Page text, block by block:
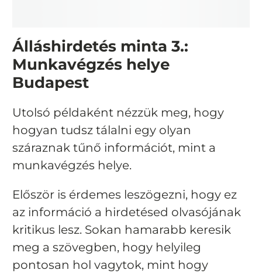
Álláshirdetés minta 3.:
Munkavégzés helye
Budapest
Utolsó példaként nézzük meg, hogy
hogyan tudsz tálalni egy olyan
száraznak tűnő információt, mint a
munkavégzés helye.
Először is érdemes leszögezni, hogy ez
az információ a hirdetésed olvasójának
kritikus lesz. Sokan hamarabb keresik
meg a szövegben, hogy helyileg
pontosan hol vagytok, mint hogy